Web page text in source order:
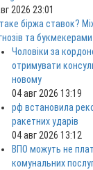
2026 23:01
біржа ставок?
та букмекерами
Чоловіки за
отримувати
новому
04 авг 2026 13:19
рф встановила
ракетних ударів
04 авг 2026 13:12
ВПО можуть не
комунальних